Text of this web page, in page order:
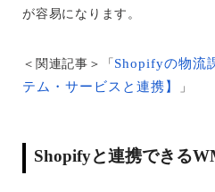
が容易になります。
＜関連記事＞「 Shopifyの物流
テム・サービスと連携】
」
Shopifyと連携できる